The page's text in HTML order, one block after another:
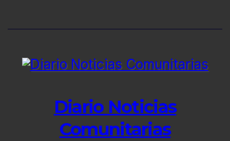
Diario Noticias
Comunitarias